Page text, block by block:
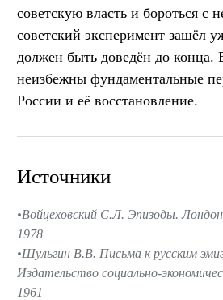
советскую власть и бороться с
советский эксперимент зашёл
должен быть доведён до конца.
неизбежны фундаментальные
России и её восстановление.
Источники
Войцеховский С.Л. Эпизоды.
1978
Шульгин В.В. Письма к русским
Издательство социально-
1961